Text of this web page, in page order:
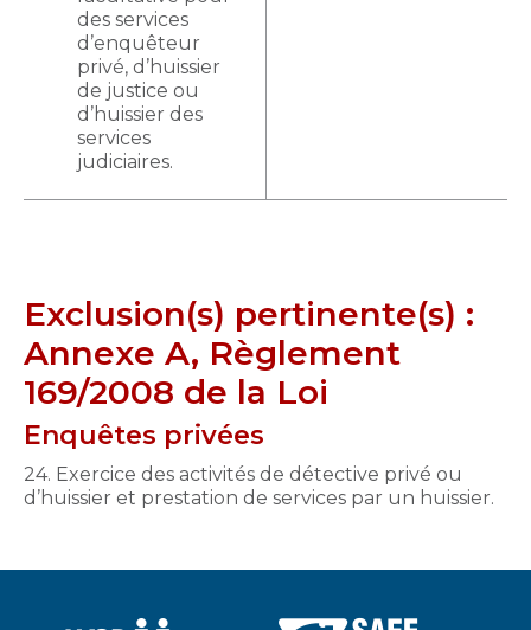
des services
d’enquêteur
privé, d’huissier
de justice ou
d’huissier des
services
judiciaires.
Exclusion(s) pertinente(s) :
Annexe A, Règlement
169/2008 de la Loi
Enquêtes privées
24. Exercice des activités de détective privé ou
d’huissier et prestation de services par un huissier.